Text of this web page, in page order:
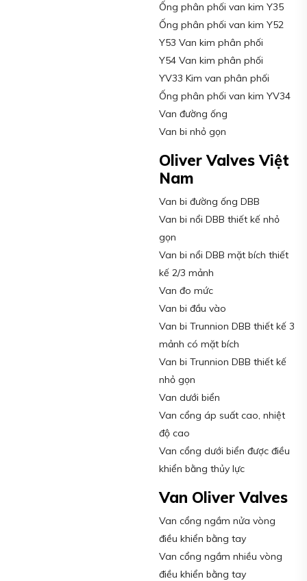
Ống phân phối van kim Y35
Ống phân phối van kim Y52
Y53 Van kim phân phối
Y54 Van kim phân phối
YV33 Kim van phân phối
Ống phân phối van kim YV34
Van đường ống
Van bi nhỏ gọn
Oliver Valves Việt
Nam
Van bi đường ống DBB
Van bi nổi DBB thiết kế nhỏ
gọn
Van bi nổi DBB mặt bích thiết
kế 2/3 mảnh
Van đo mức
Van bi đầu vào
Van bi Trunnion DBB thiết kế 3
mảnh có mặt bích
Van bi Trunnion DBB thiết kế
nhỏ gọn
Van dưới biển
Van cổng áp suất cao, nhiệt
độ cao
Van cổng dưới biển được điều
khiển bằng thủy lực
Van Oliver Valves
Van cổng ngầm nửa vòng
điều khiển bằng tay
Van cổng ngầm nhiều vòng
điều khiển bằng tay